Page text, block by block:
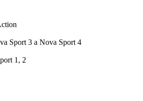
Sport 3 a Nova Sport 4
1, 2